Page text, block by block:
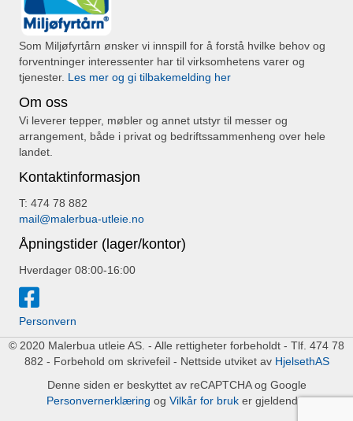
Som Miljøfyrtårn ønsker vi innspill for å forstå hvilke behov og
forventninger interessenter har til virksomhetens varer og
tjenester. Les mer og gi tilbakemelding her
Om oss
Vi leverer tepper, møbler og annet utstyr til messer og
arrangement, både i privat og bedriftssammenheng over hele
landet.
Kontaktinformasjon
T: 474 78 882
mail@malerbua-utleie.no
Åpningstider (lager/kontor)
Hverdager 08:00-16:00
Personvern
© 2020 Malerbua utleie AS. - Alle rettigheter forbeholdt - Tlf. 474 78
882 - Forbehold om skrivefeil - Nettside utviket av HjelsethAS
Denne siden er beskyttet av reCAPTCHA og Google
Personvernerklæring og Vilkår for bruker gjeldende.